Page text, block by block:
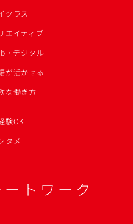
クラス
エイティブ
・デジタル
が活かせる
な働き方
験OK
タメ
トワーク